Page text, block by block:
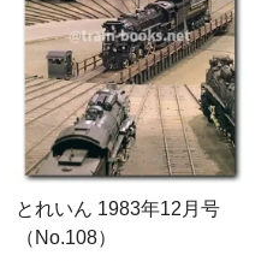
とれいん 1983年12月号
（No.108）